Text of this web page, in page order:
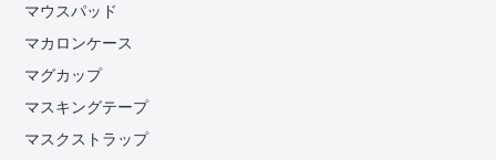
マウスパッド
マカロンケース
マグカップ
マスキングテープ
マスクストラップ